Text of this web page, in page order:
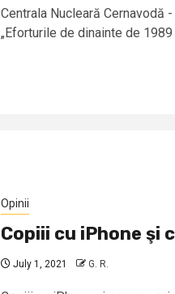
Centrala Nucleară Cernavodă
„Eforturile de dinainte de
Opinii
Copiii cu iPhone şi
July 1, 2021 G. R.